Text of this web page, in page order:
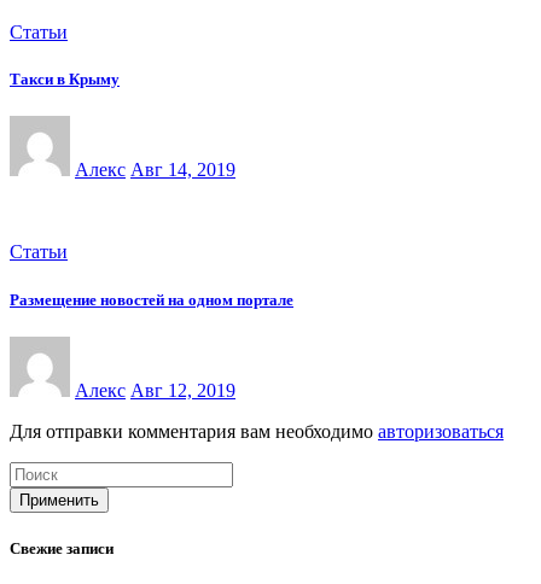
Статьи
Такси в Крыму
Алекс Авг 14, 2019
Статьи
Размещение новостей на одном портале
Алекс Авг 12, 2019
Для отправки комментария вам необходимо авторизоваться
Применить
Свежие записи